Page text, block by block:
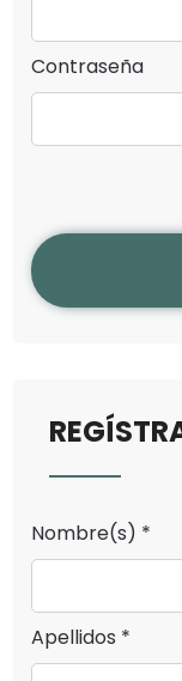
Contraseña
Nombre(s) *
Apellidos *